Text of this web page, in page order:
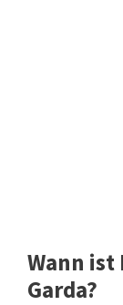
Wann ist
Garda?